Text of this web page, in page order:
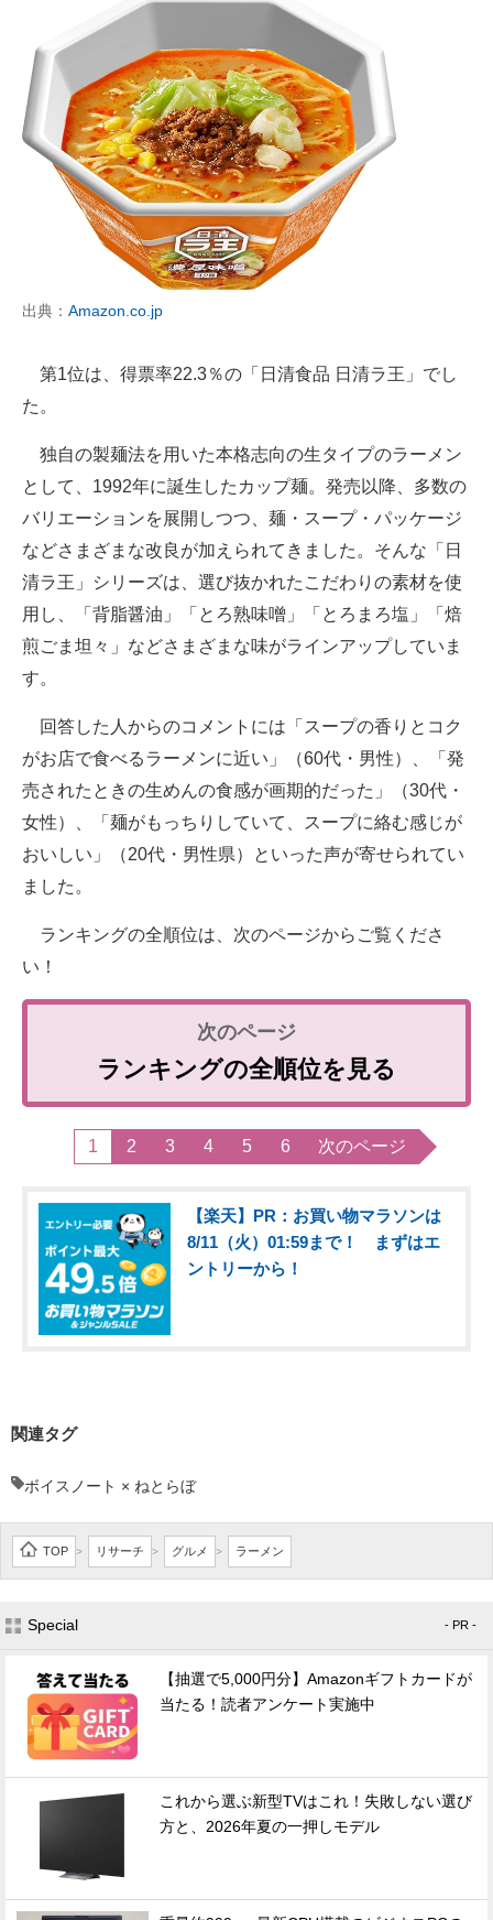
出典： Amazon.co.jp
第1位は、得票率22.3％の「日清食品 日清ラ王」でし
た。
独自の製麺法を用いた本格志向の生タイプのラーメン
として、1992年に誕生したカップ麺。発売以降、多数の
バリエーションを展開しつつ、麺・スープ・パッケージ
などさまざまな改良が加えられてきました。そんな「日
清ラ王」シリーズは、選び抜かれたこだわりの素材を使
用し、「背脂醤油」「とろ熟味噌」「とろまろ塩」「焙
煎ごま坦々」などさまざまな味がラインアップしていま
す。
回答した人からのコメントには「スープの香りとコク
がお店で食べるラーメンに近い」（60代・男性）、「発
売されたときの生めんの食感が画期的だった」（30代・
女性）、「麺がもっちりしていて、スープに絡む感じが
おいしい」（20代・男性県）といった声が寄せられてい
ました。
ランキングの全順位は、次のページからご覧くださ
い！
ランキングの全順位を見る
1 2 3 4 5 6 次のページ
【楽天】PR：お買い物マラソンは
8/11（火）01:59まで！ まずはエ
ントリーから！
関連タグ
ボイスノート × ねとらぼ
TOP > リサーチ > グルメ > ラーメン
Special - PR -
【抽選で5,000円分】Amazonギフトカードが
当たる！読者アンケート実施中
これから選ぶ新型TVはこれ！失敗しない選び
方と、2026年夏の一押しモデル